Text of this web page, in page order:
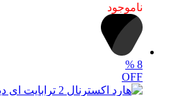
ناموجود
8
%
OFF